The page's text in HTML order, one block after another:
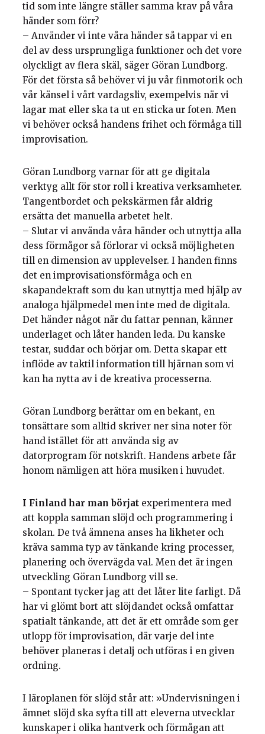
tid som inte längre ställer samma krav på våra
händer som förr?
– Använder vi inte våra händer så tappar vi en
del av dess ursprungliga funktioner och det vore
olyckligt av flera skäl, säger Göran Lundborg.
För det första så behöver vi ju vår finmotorik och
vår känsel i vårt vardagsliv, exempelvis när vi
lagar mat eller ska ta ut en sticka ur foten. Men
vi behöver också handens frihet och förmåga till
improvisation.
Göran Lundborg varnar för att ge digitala
verktyg allt för stor roll i kreativa verksamheter.
Tangentbordet och pekskärmen får aldrig
ersätta det manuella arbetet helt.
– Slutar vi använda våra händer och utnyttja alla
dess förmågor så förlorar vi också möjligheten
till en dimension av upplevelser. I handen finns
det en improvisationsförmåga och en
skapandekraft som du kan utnyttja med hjälp av
analoga hjälpmedel men inte med de digitala.
Det händer något när du fattar pennan, känner
underlaget och låter handen leda. Du kanske
testar, suddar och börjar om. Detta skapar ett
inflöde av taktil information till hjärnan som vi
kan ha nytta av i de kreativa processerna.
Göran Lundborg berättar om en bekant, en
tonsättare som alltid skriver ner sina noter för
hand istället för att använda sig av
datorprogram för notskrift. Handens arbete får
honom nämligen att höra musiken i huvudet.
I Finland har man börjat experimentera med
att koppla samman slöjd och programmering i
skolan. De två ämnena anses ha likheter och
kräva samma typ av tänkande kring processer,
planering och övervägda val. Men det är ingen
utveckling Göran Lundborg vill se.
– Spontant tycker jag att det låter lite farligt. Då
har vi glömt bort att slöjdandet också omfattar
spatialt tänkande, att det är ett område som ger
utlopp för improvisation, där varje del inte
behöver planeras i detalj och utföras i en given
ordning.
I läroplanen för slöjd står att: »Undervisningen i
ämnet slöjd ska syfta till att eleverna utvecklar
kunskaper i olika hantverk och förmågan att